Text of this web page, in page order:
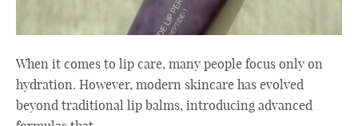
When it comes to lip care, many people focus only on
hydration. However, modern skincare has evolved
beyond traditional lip balms, introducing advanced